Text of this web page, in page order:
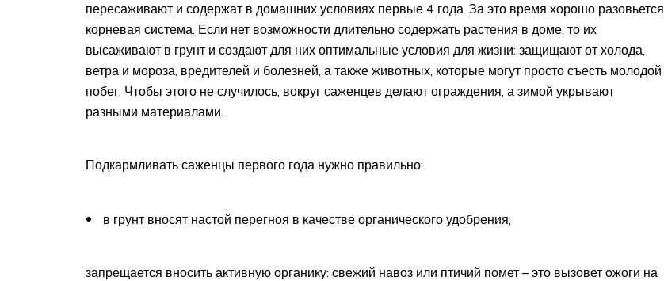
пересаживают и содержат в домашних условиях первые 4 года. За это время хорошо разовьется
корневая система. Если нет возможности длительно содержать растения в доме, то их
высаживают в грунт и создают для них оптимальные условия для жизни: защищают от холода,
ветра и мороза, вредителей и болезней, а также животных, которые могут просто съесть молодой
побег. Чтобы этого не случилось, вокруг саженцев делают ограждения, а зимой укрывают
разными материалами.
Подкармливать саженцы первого года нужно правильно:
в грунт вносят настой перегноя в качестве органического удобрения;
запрещается вносить активную органику: свежий навоз или птичий помет – это вызовет ожоги на